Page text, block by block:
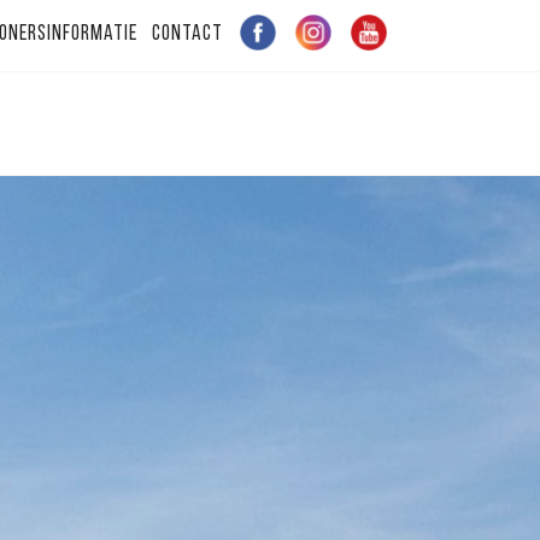
Contact